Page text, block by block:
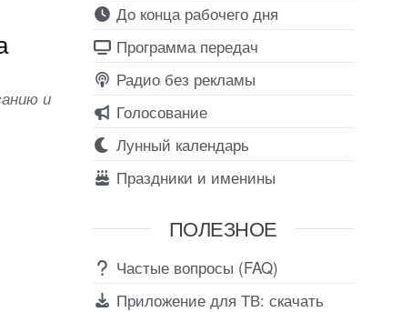
и
До конца рабочего дня
Программа передач
Радио без рекламы
Голосование
Лунный календарь
Праздники и именины
ПОЛЕЗНОЕ
Частые вопросы (FAQ)
Приложение для ТВ: скачать